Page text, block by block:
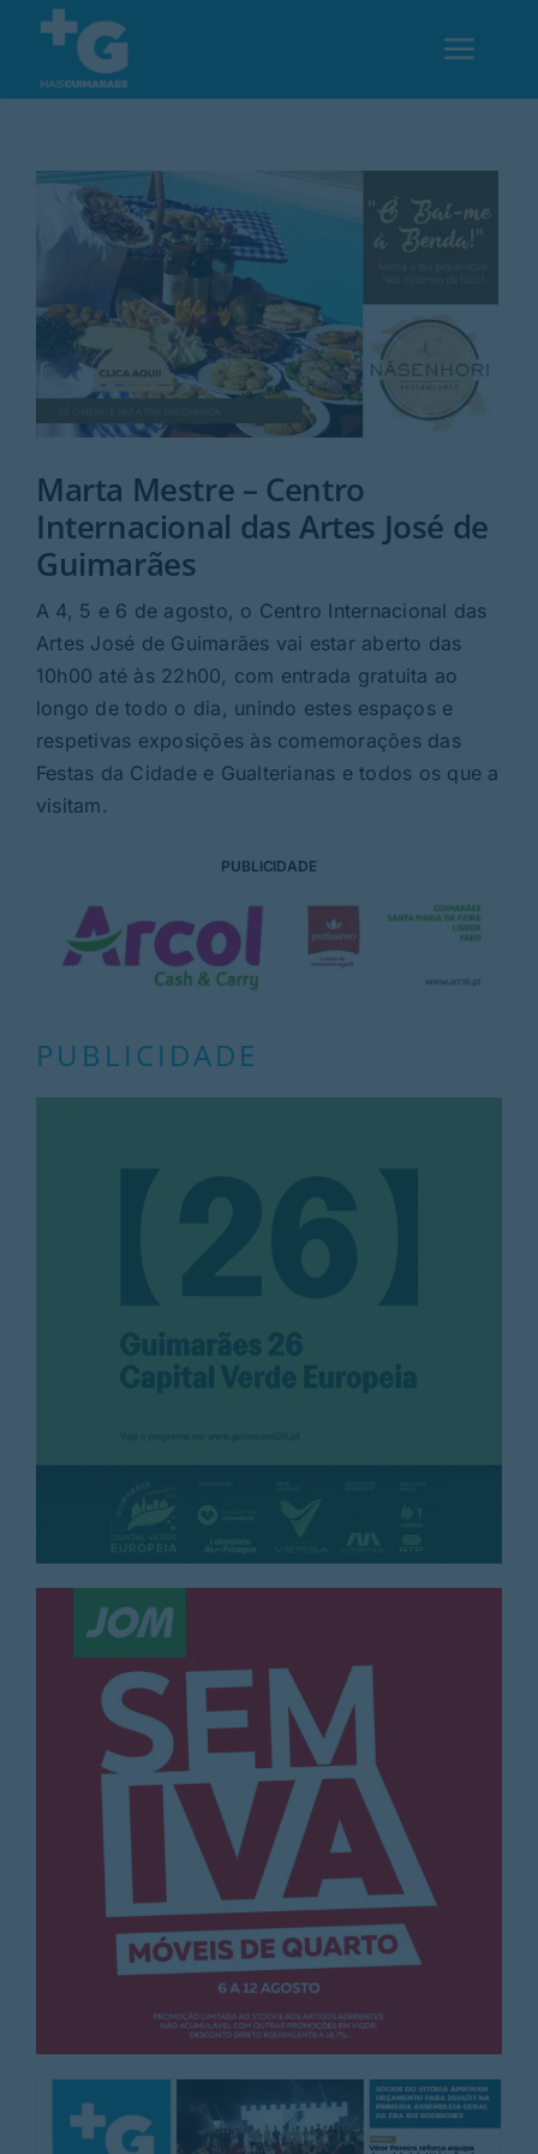
content
Desporto
Rubricas
Jornal
Revista
Search
For:
Marta Mestre – Centro
Internacional das Artes José de
Guimarães
A 4, 5 e 6 de agosto, o Centro Internacional das
Artes José de Guimarães vai estar aberto das
10h00 até às 22h00, com entrada gratuita ao
longo de todo o dia, unindo estes espaços e
respetivas exposições às comemorações das
Festas da Cidade e Gualterianas e todos os que a
visitam.
PUBLICIDADE
PUBLICIDADE